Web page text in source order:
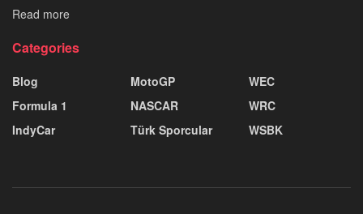
Read more
Categories
Blog
Formula 1
IndyCar
MotoGP
NASCAR
Türk Sporcular
WEC
WRC
WSBK